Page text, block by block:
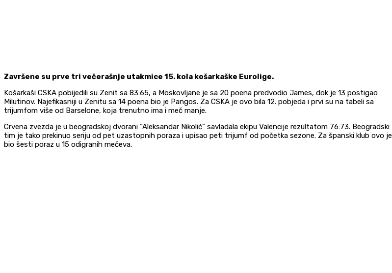
Završene su prve tri večerašnje utakmice 15. kola košarkaške Eurolige.
Košarkaši CSKA pobijedili su Zenit sa 83:65, a Moskovljane je sa 20 poena predvodio James, dok je 13 postigao
Milutinov. Najefikasniji u Zenitu sa 14 poena bio je Pangos. Za CSKA je ovo bila 12. pobjeda i prvi su na tabeli sa
trijumfom više od Barselone, koja trenutno ima i meč manje.
Crvena zvezda je u beogradskoj dvorani “Aleksandar Nikolić” savladala ekipu Valencije rezultatom 76:73. Beogradski
tim je tako prekinuo seriju od pet uzastopnih poraza i upisao peti trijumf od početka sezone. Za španski klub ovo je
bio šesti poraz u 15 odigranih mečeva.